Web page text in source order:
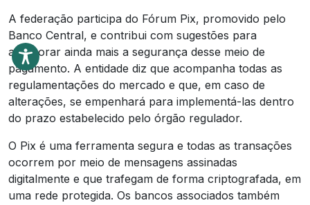
A federação participa do Fórum Pix, promovido pelo
Banco Central, e contribui com sugestões para
aprimorar ainda mais a segurança desse meio de
pagamento. A entidade diz que acompanha todas as
regulamentações do mercado e que, em caso de
alterações, se empenhará para implementá-las dentro
do prazo estabelecido pelo órgão regulador.
O Pix é uma ferramenta segura e todas as transações
ocorrem por meio de mensagens assinadas
digitalmente e que trafegam de forma criptografada, em
uma rede protegida. Os bancos associados também